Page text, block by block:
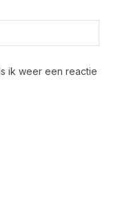
ik weer een reactie